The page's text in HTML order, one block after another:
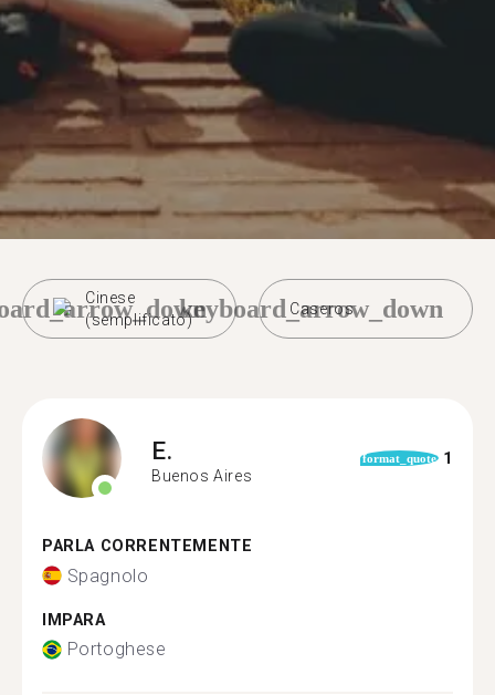
Cinese
(semplificato)
Caseros
keyboard_arrow_down
E.
Buenos Aires
format_quote 1
PARLA CORRENTEMENTE
Spagnolo
IMPARA
Portoghese